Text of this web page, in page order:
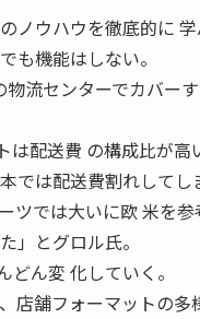
ノウハウを徹底的に 学
も機能はしない。
流センターでカバー
配送費 の構成比が高
では配送費割れしてし
ツでは大いに欧 米を
」とグロル氏。
ん変 化していく。
店舗フォーマットの